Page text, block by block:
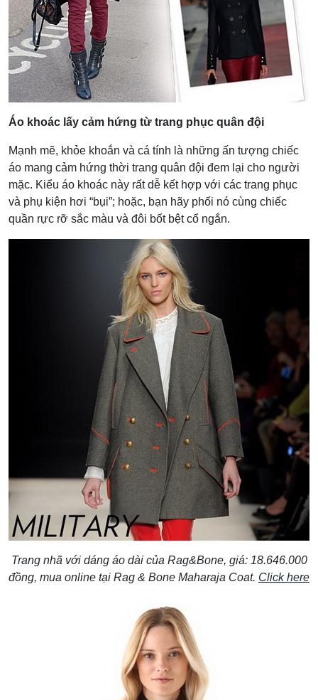
Áo khoác lấy cảm hứng từ trang phục quân đội
Mạnh mẽ, khỏe khoắn và cá tính là những ấn tượng chiếc
áo mang cảm hứng thời trang quân đội đem lại cho người
mặc. Kiểu áo khoác này rất dễ kết hợp với các trang phục
và phụ kiện hơi “bụi”; hoặc, bạn hãy phối nó cùng chiếc
quần rực rỡ sắc màu và đôi bốt bệt cổ ngắn.
Trang nhã với dáng áo dài của Rag&Bone, giá: 18.646.000
đồng, mua online tại Rag & Bone Maharaja Coat. Click here